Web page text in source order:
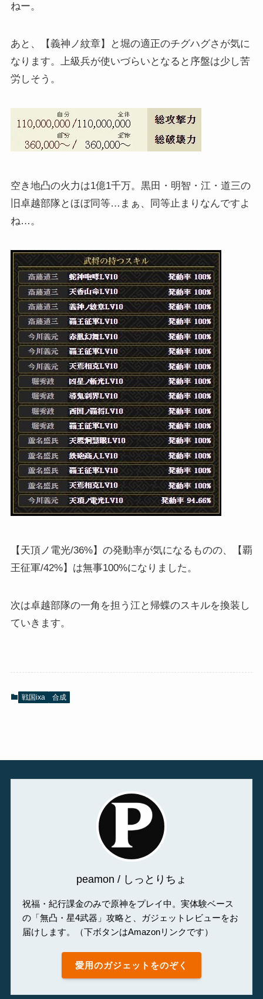
ねー。
あと、【義神ノ紋章】と堀の適正のチグハグさが気に
なります。上級兵が使いづらいとなると序盤は少し苦
労しそう。
空き地凸の火力は1億1千万。黒田・明智・江・道三の
旧卓越部隊とほぼ同等…まぁ、同等止まりなんですよ
ね…。
【天頂ノ電光/36%】の発動率が気になるものの、【覇
王征軍/42%】は無事100%になりました。
次は卓越部隊の一角を担う江と帰蝶のスキルを換装し
ていきます。
戦国ixa 合成
peamon / しっとりちょ
祝福・紀行課金のみで原神をプレイ中。実体験ベース
の「無凸・星4武器」攻略と、ガジェットレビューをお
届けします。（下ボタンはAmazonリンクです）
愛用のガジェットをのぞく